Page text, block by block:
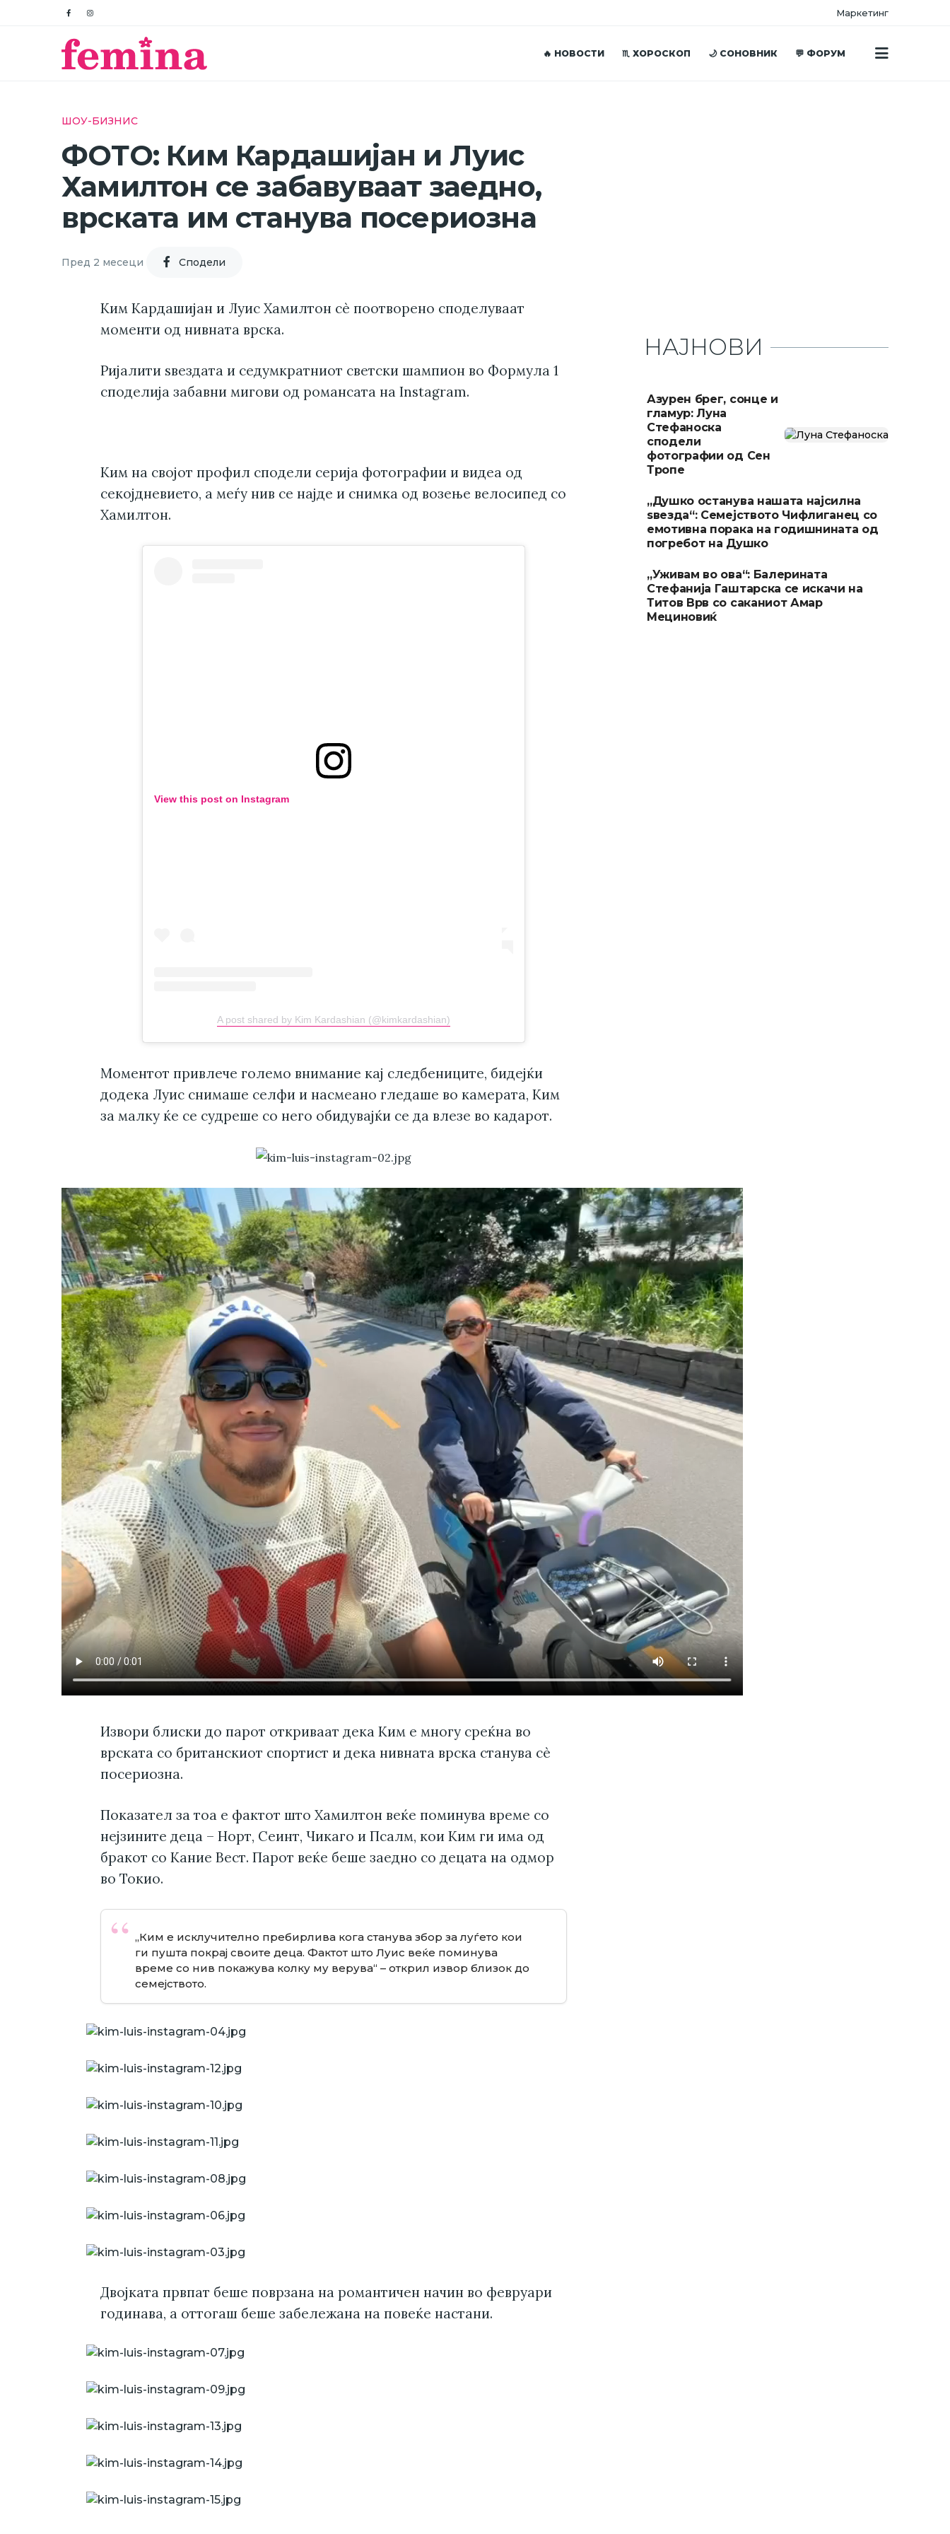
Маркетинг
🔥 НОВОСТИ ♏ ХОРОСКОП 🌙 СОНОВНИК 💬 ФОРУМ
ШОУ-БИЗНИС
ФОТО: Ким Кардашијан и Луис
Хамилтон се забавуваат заедно,
врската им станува посериозна
Пред 2 месеци Cподели
Ким Кардашијан и Луис Хамилтон сè поотворено споделуваат
моменти од нивната врска.
Ријалити ѕвездата и седумкратниот светски шампион во Формула 1
споделија забавни мигови од романсата на Instagram.
Ким на својот профил сподели серија фотографии и видеа од
секојдневието, а меѓу нив се најде и снимка од возење велосипед со
Хамилтон.
View this post on Instagram
A post shared by Kim Kardashian (@kimkardashian)
Моментот привлече големо внимание кај следбениците, бидејќи
додека Луис снимаше селфи и насмеано гледаше во камерата, Ким
за малку ќе се судреше со него обидувајќи се да влезе во кадарот.
Извори блиски до парот откриваат дека Ким е многу среќна во
врската со британскиот спортист и дека нивната врска станува сè
посериозна.
Показател за тоа е фактот што Хамилтон веќе поминува време со
нејзините деца – Норт, Сеинт, Чикаго и Псалм, кои Ким ги има од
бракот со Кание Вест. Парот веќе беше заедно со децата на одмор
во Токио.
„Ким е исклучително пребирлива кога станува збор за луѓето кои
ги пушта покрај своите деца. Фактот што Луис веќе поминува
време со нив покажува колку му верува“ – открил извор близок до
семејството.
Двојката првпат беше поврзана на романтичен начин во февруари
годинава, а оттогаш беше забележана на повеќе настани.
НАЈНОВИ
Азурен брег, сонце и
гламур: Луна
Стефаноска
сподели
фотографии од Сен
Тропе
„Душко останува нашата најсилна
ѕвезда“: Семејството Чифлиганец со
емотивна порака на годишнината од
погребот на Душко
„Уживам во ова“: Балерината
Стефанија Гаштарска се искачи на
Титов Врв со саканиот Амар
Мециновиќ